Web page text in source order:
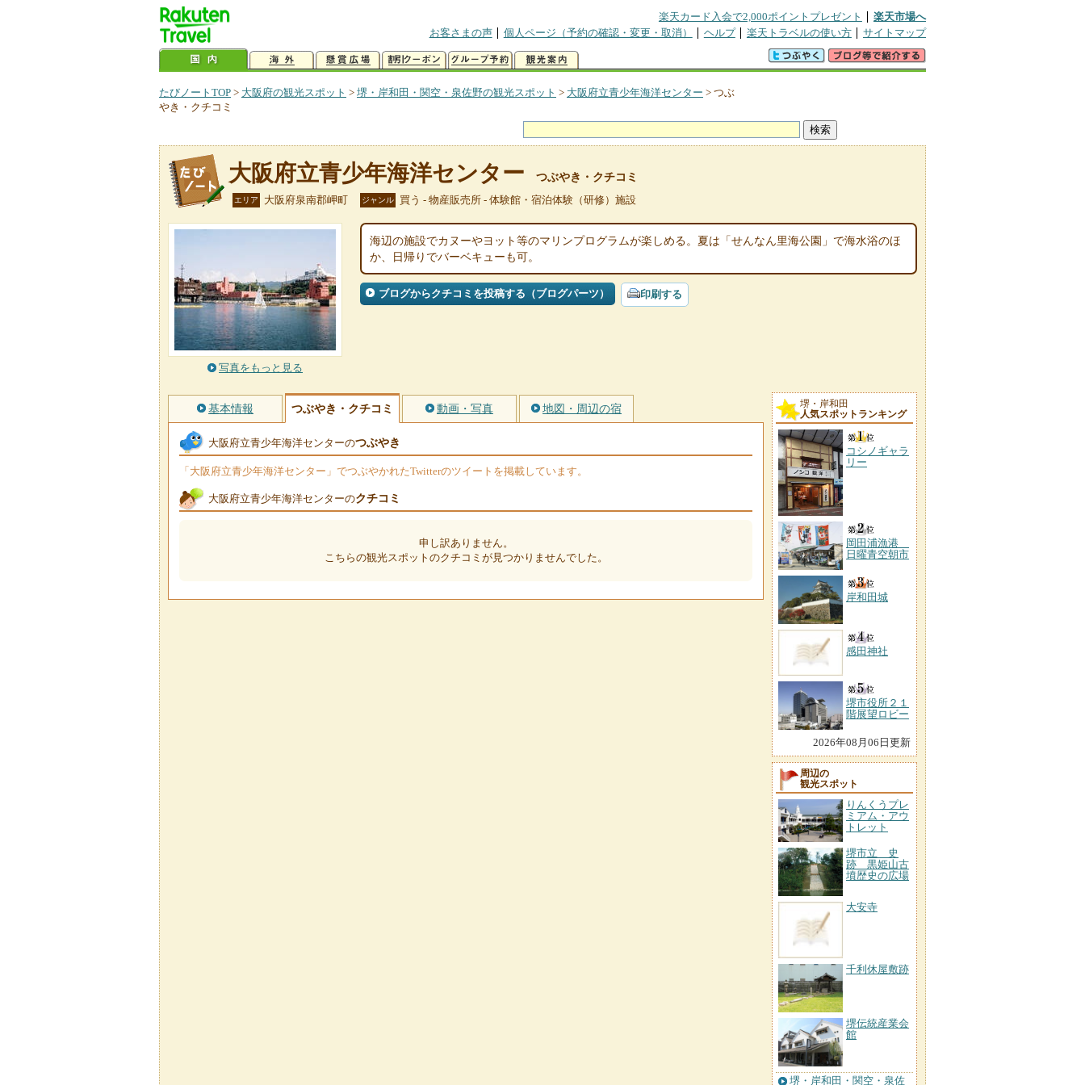
楽天カード入会で2,000ポイントプレゼント
楽天市場へ
お客さまの声
個人ページ（予約の確認・変更・取消） ヘルプ 楽天トラベルの使い方 サイトマップ
たびノートTOP > 大阪府の観光スポット > 堺・岸和田・関空・泉佐野の観光スポット > 大阪府立青少年海洋センター > つぶ
やき・クチコミ
大阪府立青少年海洋センター つぶやき・クチコミ
エリア 大阪府泉南郡岬町 ジャンル 買う - 物産販売所 - 体験館・宿泊体験（研修）施設
写真をもっと見る
海辺の施設でカヌーやヨット等のマリンプログラムが楽しめる。夏は「せんなん里海公園」で海水浴のほ
か、日帰りでバーベキューも可。
ブログからクチコミを投稿する（ブログパーツ） 印刷する
基本情報 つぶやき・クチコミ 動画・写真 地図・周辺の宿
大阪府立青少年海洋センターのつぶやき
「大阪府立青少年海洋センター」でつぶやかれたTwitterのツイートを掲載しています。
大阪府立青少年海洋センターのクチコミ
申し訳ありません。
こちらの観光スポットのクチコミが見つかりませんでした。
堺・岸和田
人気スポットランキング
コシノギャラ
リー
岡田浦漁港
日曜青空朝市
岸和田城
感田神社
堺市役所２１
階展望ロビー
2026年08月06日更新
周辺の
観光スポット
りんくうプレ
ミアム・アウ
トレット
堺市立 史
跡 黒姫山古
墳歴史の広場
大安寺
千利休屋敷跡
堺伝統産業会
館
堺・岸和田・関空・泉佐